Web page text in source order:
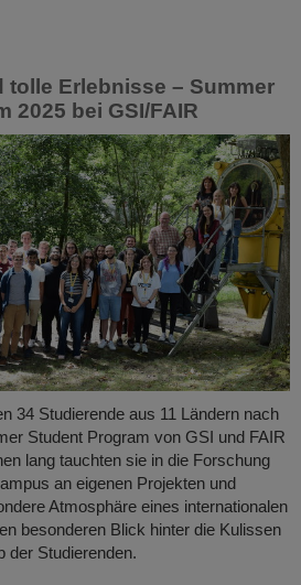
tolle Erlebnisse – Summer
2025 bei GSI/FAIR
34 Studierende aus 11 Ländern nach
Student Program von GSI und FAIR
lang tauchten sie in die Forschung
an eigenen Projekten und
Atmosphäre eines internationalen
besonderen Blick hinter die Kulissen
der Studierenden.